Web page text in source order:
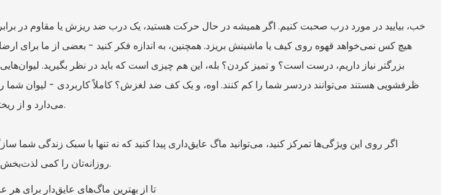
خب، بیایید در مورد درب صحبت کنیم. اگر همیشه در حال حرکت هستید، یک درب ضد ریزش یا مقاوم در
هیچ کس نمی‌خواهد قهوه روی کیف یا ماشینش بریزد. همچنین، به اندازه فکر کنید - بعضی از ما برای
بزرگتر نیاز داریم، درست است؟ و تمیز کردن؟ بله، این هم چیزی است که باید در نظر بگیرید.
ظرفشویی هستند می‌توانند دردسر شما را کم کنند. اوه، و یک کف ضد لغزش؟ کاملاً کاربردی - لیوان شما
می‌دارد و از ریختن تصادفی جلوگیری می‌کند.
اگر روی این ویژگی‌ها تمرکز کنید، می‌توانید ماگ عایق‌داری پیدا کنید که نه تنها با سبک زندگی شما
روزانه‌تان را کمی لذت‌بخش‌تر و بدون ریختن مایعات کند.
۱۰ تا از بهترین ماگ‌های عایق‌دار برای هر